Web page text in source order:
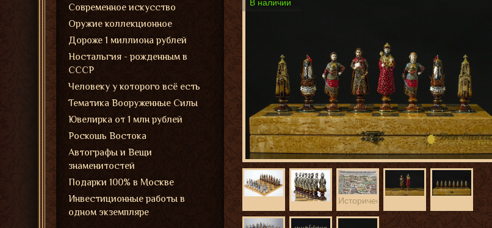
Исторические
шахматы
В наличии
Современное искусство
Оружие коллекционное
Дороже 1 миллиона рублей
Ностальгия - рожденным в
СССР
Человеку у которого всё есть
Тематика Вооруженные Силы
Ювелирка от 1 млн рублей
Роскошь Востока
Автографы и Вещи
знаменитостей
Подарки 100% в Москве
Инвестиционные работы в
одном экземпляре